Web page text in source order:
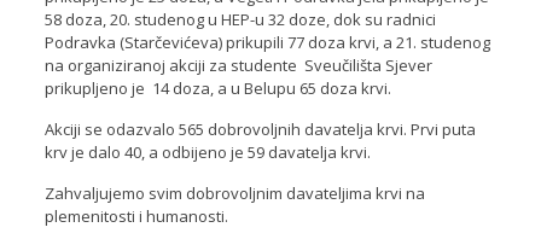
58 doza, 20. studenog u HEP-u 32 doze, dok su radnici
Podravka (Starčevićeva) prikupili 77 doza krvi, a 21. studenog
na organiziranoj akciji za studente Sveučilišta Sjever
prikupljeno je 14 doza, a u Belupu 65 doza krvi.
Akciji se odazvalo 565 dobrovoljnih davatelja krvi. Prvi puta
krv je dalo 40, a odbijeno je 59 davatelja krvi.
Zahvaljujemo svim dobrovoljnim davateljima krvi na
plemenitosti i humanosti.